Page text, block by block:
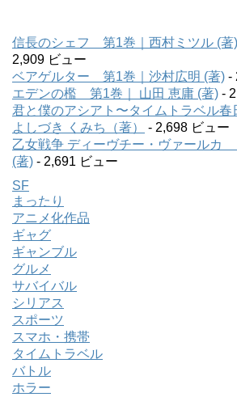
信長のシェフ 第1巻｜西村ミツル (著
2,909 ビュー
ベアゲルター 第1巻｜沙村広明 (著) -
エデンの檻 第1巻｜ 山田 恵庸 (著) -
君と僕のアシアト〜タイムトラベル春
よしづき くみち（著）
- 2,698 ビュー
乙女戦争 ディーヴチー・ヴァールカ
(著) - 2,691 ビュー
SF
まったり
アニメ化作品
ギャグ
ギャンブル
グルメ
サバイバル
シリアス
スポーツ
スマホ・携帯
タイムトラベル
バトル
ホラー